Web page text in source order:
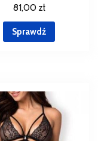
81,00 zł
Sprawdź